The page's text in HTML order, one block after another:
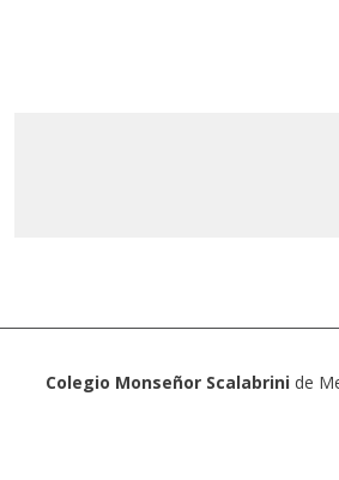
Colegio Monseñor Scalabrini de